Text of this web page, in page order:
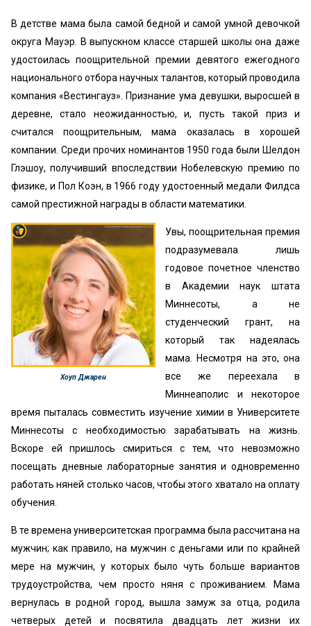
В детстве мама была самой бедной и самой умной девочкой
округа Мауэр. В выпускном классе старшей школы она даже
удостоилась поощрительной премии девятого ежегодного
национального отбора научных талантов, который проводила
компания «Вестингауз». Признание ума девушки, выросшей в
деревне, стало неожиданностью, и, пусть такой приз и
считался поощрительным, мама оказалась в хорошей
компании. Среди прочих номинантов 1950 года были Шелдон
Глэшоу, получивший впоследствии Нобелевскую премию по
физике, и Пол Коэн, в 1966 году удостоенный медали Филдса
самой престижной награды в области математики.
Хоуп Джарен
Увы, поощрительная премия
подразумевала лишь
годовое почетное членство
в Академии наук штата
Миннесоты, а не
студенческий грант, на
который так надеялась
мама. Несмотря на это, она
все же переехала в
Миннеаполис и некоторое
время пыталась совместить изучение химии в Университете
Миннесоты с необходимостью зарабатывать на жизнь.
Вскоре ей пришлось смириться с тем, что невозможно
посещать дневные лабораторные занятия и одновременно
работать няней столько часов, чтобы этого хватало на оплату
обучения.
В те времена университетская программа была рассчитана на
мужчин; как правило, на мужчин с деньгами или по крайней
мере на мужчин, у которых было чуть больше вариантов
трудоустройства, чем просто няня с проживанием. Мама
вернулась в родной город, вышла замуж за отца, родила
четверых детей и посвятила двадцать лет жизни их